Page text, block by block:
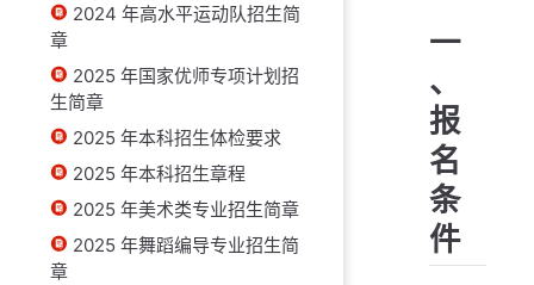
2024 年高水平运动队招生简
章
2025 年国家优师专项计划招
生简章
2025 年本科招生体检要求
2025 年本科招生章程
2025 年美术类专业招生简章
2025 年舞蹈编导专业招生简
章
一
、
报
名
条
件